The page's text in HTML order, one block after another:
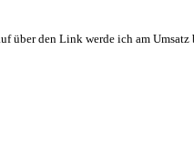
über den Link werde ich am